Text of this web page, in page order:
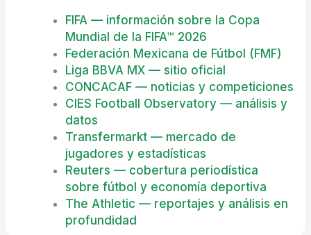
FIFA — información sobre la Copa
Mundial de la FIFA™ 2026
Federación Mexicana de Fútbol (FMF)
Liga BBVA MX — sitio oficial
CONCACAF — noticias y competiciones
CIES Football Observatory — análisis y
datos
Transfermarkt — mercado de
jugadores y estadísticas
Reuters — cobertura periodística
sobre fútbol y economía deportiva
The Athletic — reportajes y análisis en
profundidad